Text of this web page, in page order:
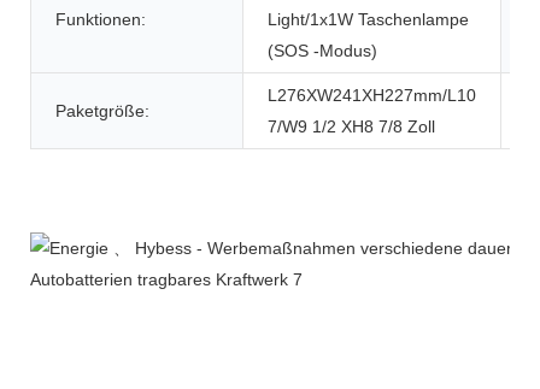
Funktionen:
Light/1x1W Taschenlampe
(SOS -Modus)
Paketgröße:
L276XW241XH227mm/L10
7/W9 1/2 XH8 7/8 Zoll